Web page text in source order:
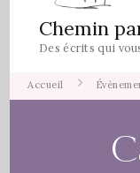
Chemin
Des écrits qui
Accueil